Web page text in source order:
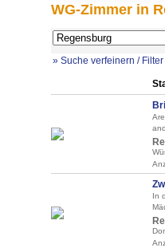
WG-Zimmer in
» Suche verfeinern /
In